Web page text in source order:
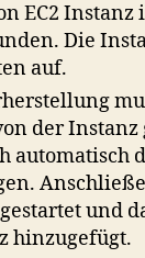
EC2 Instanz
Die
auf.
der Instanz
automatisch
und
hinzugefügt.